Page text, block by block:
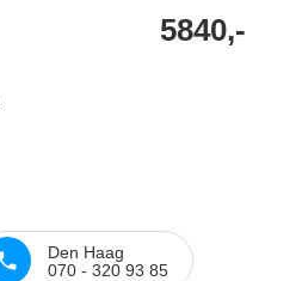
5840,-
Den Haag
070 - 320 93 85